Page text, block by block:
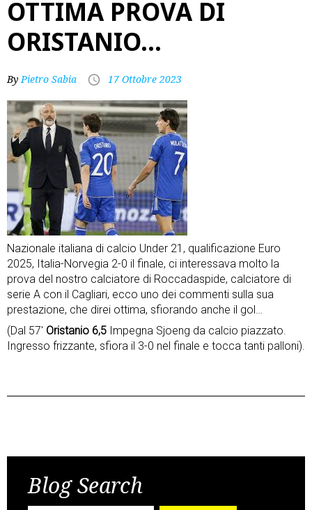
OTTIMA PROVA DI
ORISTANIO…
ByPietro Sabia 17 Ottobre 2023
Nazionale italiana di calcio Under 21, qualificazione Euro
2025, Italia-Norvegia 2-0 il finale, ci interessava molto la
prova del nostro calciatore di Roccadaspide, calciatore di
serie A con il Cagliari, ecco uno dei commenti sulla sua
prestazione, che direi ottima, sfiorando anche il gol…
(Dal 57′ Oristanio 6,5 Impegna Sjoeng da calcio piazzato.
Ingresso frizzante, sfiora il 3-0 nel finale e tocca tanti palloni).
navigation
Blog Search